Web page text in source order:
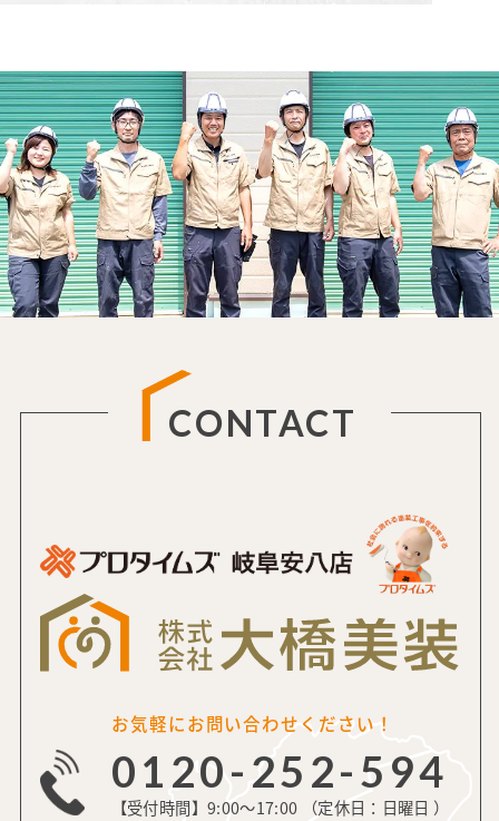
CONTACT
お気軽にお問い合わせください！
0120-252-594
【受付時間】9:00～17:00 （定休日：日曜日 ）